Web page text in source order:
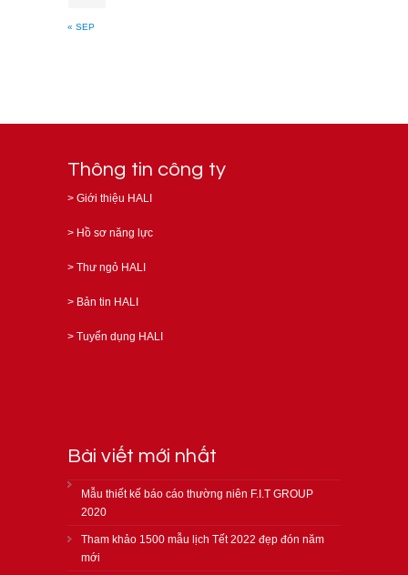
« SEP
Thông tin công ty
> Giới thiệu HALI
> Hồ sơ năng lực
> Thư ngỏ HALI
> Bản tin HALI
> Tuyển dụng HALI
Bài viết mới nhất
Mẫu thiết kế báo cáo thường niên F.I.T GROUP
2020
Tham khảo 1500 mẫu lịch Tết 2022 đẹp đón năm
mới